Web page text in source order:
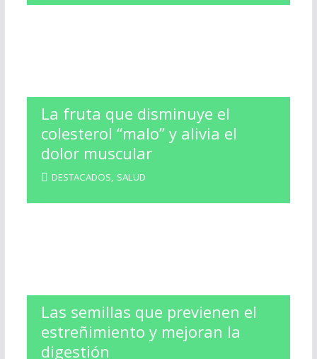
La fruta que disminuye el
colesterol “malo” y alivia el
dolor muscular
DESTACADOS, SALUD
Las semillas que previenen el
estreñimiento y mejoran la
digestión